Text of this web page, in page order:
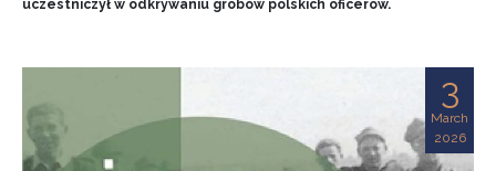
uczestniczył w odkrywaniu grobów polskich oficerów.
3
March
2026